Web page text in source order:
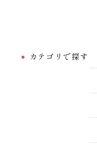
カテゴリで探す